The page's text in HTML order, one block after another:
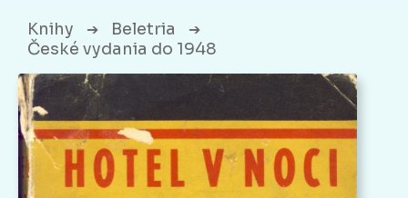
Knihy ➔ Beletria ➔
České vydania do 1948